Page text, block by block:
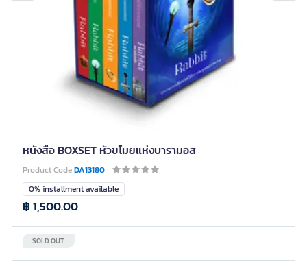
หนังสือ BOXSET หัวขโมยแห่งบารามอส
Product CodeDA13180
0% installment available
SOLD OUT
฿ 1,500.00